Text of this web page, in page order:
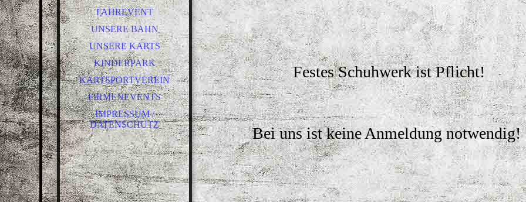
FAHREVENT
UNSERE BAHN
UNSERE KARTS
KINDERPARK
KARTSPORTVEREIN
FIRMENEVENTS
IMPRESSUM /
DATENSCHUTZ
Festes Schuhwerk ist Pflicht!
Bei uns ist keine Anmeldung notwendig!